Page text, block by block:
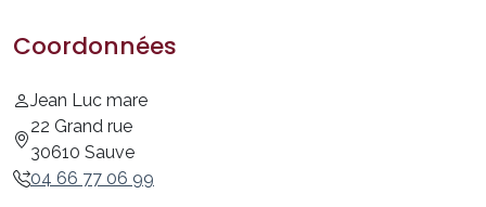
Coordonnées
Jean Luc mare
22 Grand rue
30610 Sauve
04 66 77 06 99